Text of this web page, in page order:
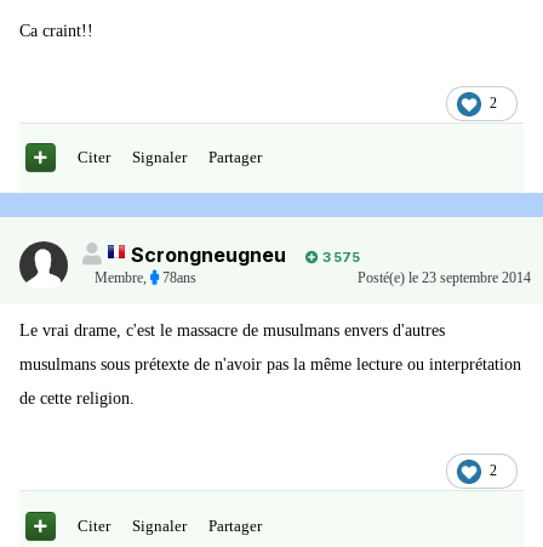
Ca craint!!
2
Citer Signaler Partager
Scrongneugneu
3 575
Membre, 78ans Posté(e) le 23 septembre 2014
Le vrai drame, c'est le massacre de musulmans envers d'autres
musulmans sous prétexte de n'avoir pas la même lecture ou interprétation
de cette religion.
2
Citer Signaler Partager